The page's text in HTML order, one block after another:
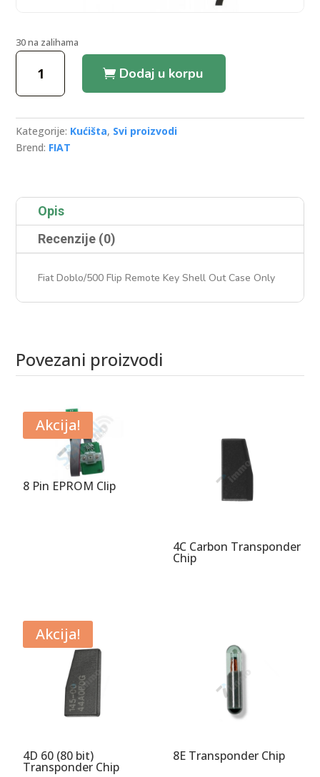
30 na zalihama
Fiat
Doblo/500
Flip
Key
Shell
Out
količina
Dodaj u korpu
Kategorije: Kućišta, Svi proizvodi
Brend: FIAT
Opis
Recenzije (0)
Fiat Doblo/500 Flip Remote Key Shell Out Case Only
Povezani proizvodi
Povezani proizvodi
Akcija!
8 Pin EPROM Clip
4C Carbon Transponder
Chip
Akcija!
4D 60 (80 bit)
Transponder Chip
8E Transponder Chip